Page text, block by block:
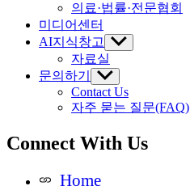
의료·법률·전문협회
미디어센터
AI지식창고
Show
sub
menu
자료실
문의하기
Show
sub
menu
Contact Us
자주 묻는 질문(FAQ)
Connect With Us
Home